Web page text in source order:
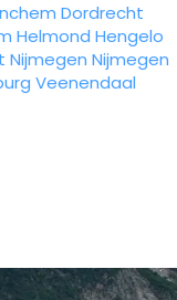
Dordrecht
Helmond Hengelo
Nijmegen Nijmegen
Veenendaal